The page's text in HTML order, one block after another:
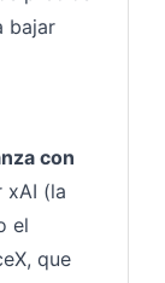
bajar
con
xAI (la
el
que